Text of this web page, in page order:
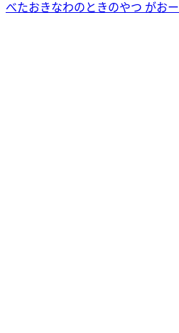
べたおきなわのときのやつ がおー